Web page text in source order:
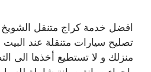
افضل خدمة كراج متنقل الشويخ
تصليح سيارات متنقلة عند
منزلك و لا تستطيع أخذها الى